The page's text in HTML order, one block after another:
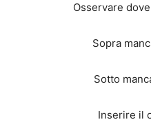
Osservare
Sopra
Sotto
Inserire il